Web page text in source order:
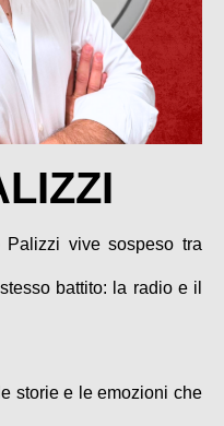
Palizzi vive sospeso tra
battito: la radio e il
storie e le emozioni che